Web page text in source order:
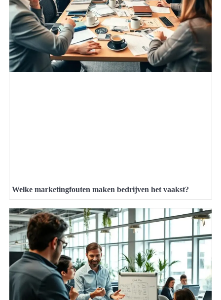
Welke marketingfouten maken bedrijven het vaakst?